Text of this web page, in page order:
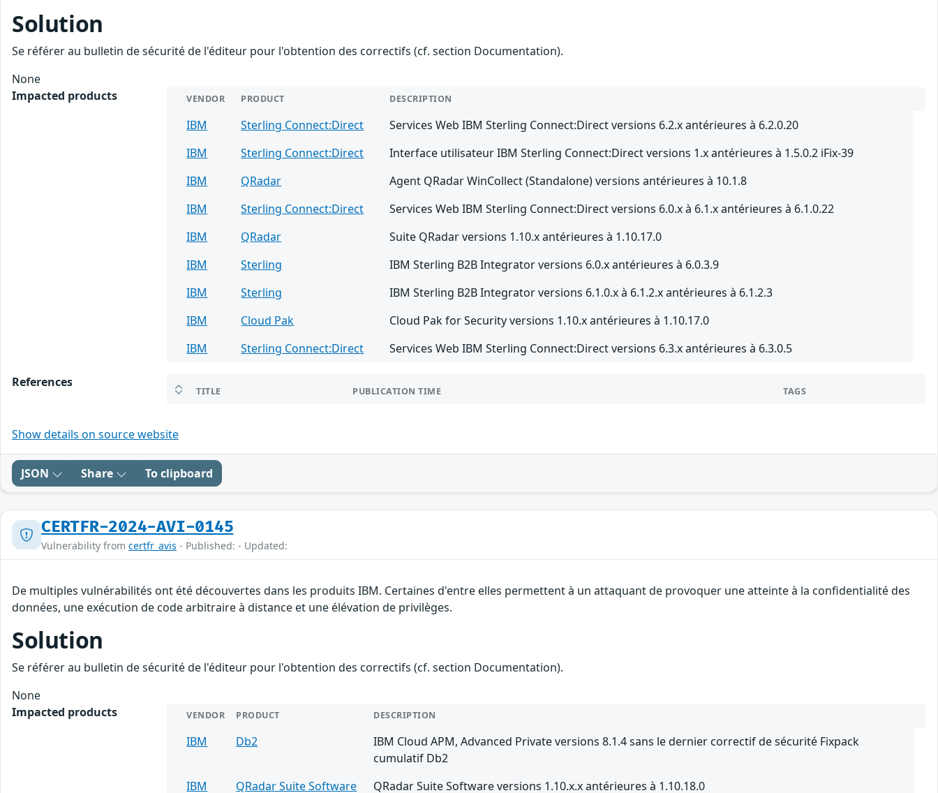
Solution
Se référer au bulletin de sécurité de l'éditeur pour l'obtention des correctifs (cf. section Documentation).
None
Impacted products
VENDOR PRODUCT DESCRIPTION
IBM Sterling Connect:Direct
Services Web IBM Sterling Connect:Direct versions 6.2.x antérieures à 6.2.0.20
IBM
Sterling Connect:Direct
Interface utilisateur IBM Sterling Connect:Direct versions 1.x antérieures à 1.5.0.2 iFix-39
IBM
QRadar
Agent QRadar WinCollect (Standalone) versions antérieures à 10.1.8
IBM
Sterling Connect:Direct
Services Web IBM Sterling Connect:Direct versions 6.0.x à 6.1.x antérieures à 6.1.0.22
IBM
QRadar
Suite QRadar versions 1.10.x antérieures à 1.10.17.0
IBM
Sterling
IBM Sterling B2B Integrator versions 6.0.x antérieures à 6.0.3.9
IBM
Sterling
IBM Sterling B2B Integrator versions 6.1.0.x à 6.1.2.x antérieures à 6.1.2.3
IBM
Cloud Pak
Cloud Pak for Security versions 1.10.x antérieures à 1.10.17.0
IBM
Sterling Connect:Direct Services Web IBM Sterling Connect:Direct versions 6.3.x antérieures à 6.3.0.5
References
TITLE PUBLICATION TIME TAGS
Show details on source website
JSON Share To clipboard
CERTFR-2024-AVI-0145
Vulnerability from certfr_avis - Published: - Updated:
De multiples vulnérabilités ont été découvertes dans les produits IBM. Certaines d'entre elles permettent à un attaquant de provoquer une atteinte à la confidentialité des
données, une exécution de code arbitraire à distance et une élévation de privilèges.
Solution
Se référer au bulletin de sécurité de l'éditeur pour l'obtention des correctifs (cf. section Documentation).
None
Impacted products
VENDOR PRODUCT DESCRIPTION
IBM Db2
IBM Cloud APM, Advanced Private versions 8.1.4 sans le dernier correctif de sécurité Fixpack
cumulatif Db2
IBM
QRadar Suite Software QRadar Suite Software versions 1.10.x.x antérieures à 1.10.18.0